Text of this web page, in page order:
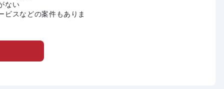
ない
ビスなどの案件もありま